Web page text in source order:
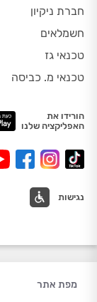
חברת ניקיון
חשמלאים
טכנאי גז
טכנאי מ. כביסה
הורידו את
האפליקציה שלנו
נגישות
מפת אתר